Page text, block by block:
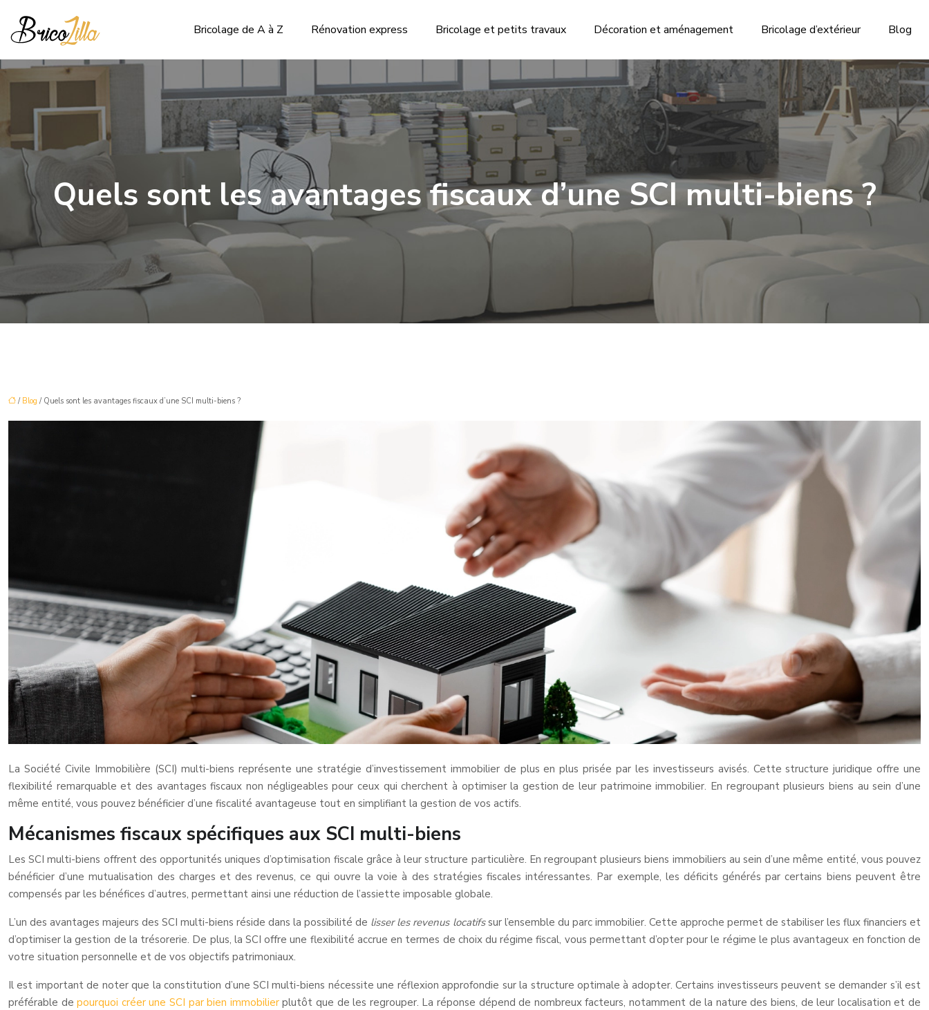
Bricolage de A à Z Rénovation express Bricolage et petits travaux Décoration et aménagement Bricolage d’extérieur Blog
Quels sont les avantages fiscaux d’une SCI multi-biens ?
/ Blog / Quels sont les avantages fiscaux d’une SCI multi-biens ?
La Société Civile Immobilière (SCI) multi-biens représente une stratégie d’investissement immobilier de plus en plus prisée par les investisseurs avisés. Cette structure juridique offre une
flexibilité remarquable et des avantages fiscaux non négligeables pour ceux qui cherchent à optimiser la gestion de leur patrimoine immobilier. En regroupant plusieurs biens au sein d’une
même entité, vous pouvez bénéficier d’une fiscalité avantageuse tout en simplifiant la gestion de vos actifs.
Mécanismes fiscaux spécifiques aux SCI multi-biens
Les SCI multi-biens offrent des opportunités uniques d’optimisation fiscale grâce à leur structure particulière. En regroupant plusieurs biens immobiliers au sein d’une même entité, vous pouvez
bénéficier d’une mutualisation des charges et des revenus, ce qui ouvre la voie à des stratégies fiscales intéressantes. Par exemple, les déficits générés par certains biens peuvent être
compensés par les bénéfices d’autres, permettant ainsi une réduction de l’assiette imposable globale.
L’un des avantages majeurs des SCI multi-biens réside dans la possibilité de lisser les revenus locatifssur l’ensemble du parc immobilier. Cette approche permet de stabiliser les flux financiers et
d’optimiser la gestion de la trésorerie. De plus, la SCI offre une flexibilité accrue en termes de choix du régime fiscal, vous permettant d’opter pour le régime le plus avantageux en fonction de
votre situation personnelle et de vos objectifs patrimoniaux.
Il est important de noter que la constitution d’une SCI multi-biens nécessite une réflexion approfondie sur la structure optimale à adopter. Certains investisseurs peuvent se demander s’il est
préférable depourquoi créer une SCI par bien immobilierplutôt que de les regrouper. La réponse dépend de nombreux facteurs, notamment de la nature des biens, de leur localisation et de